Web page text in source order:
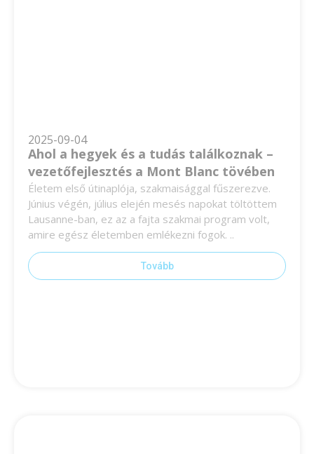
2025-09-04
Ahol a hegyek és a tudás találkoznak –
vezetőfejlesztés a Mont Blanc tövében
Életem első útinaplója, szakmaisággal fűszerezve.
Június végén, július elején mesés napokat töltöttem
Lausanne-ban, ez az a fajta szakmai program volt,
amire egész életemben emlékezni fogok. ..
Tovább